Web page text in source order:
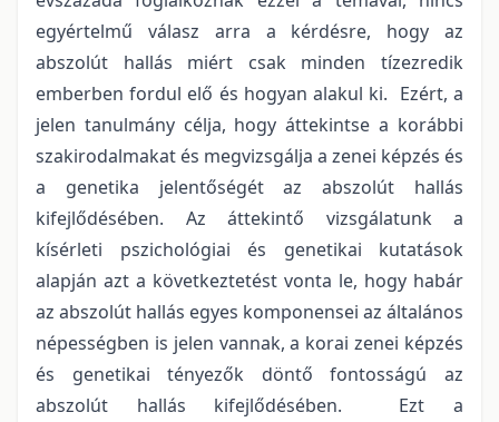
egyértelmű válasz arra a kérdésre, hogy az
abszolút hallás miért csak minden tízezredik
emberben fordul elő és hogyan alakul ki. Ezért, a
jelen tanulmány célja, hogy áttekintse a korábbi
szakirodalmakat és megvizsgálja a zenei képzés és
a genetika jelentőségét az abszolút hallás
kifejlődésében. Az áttekintő vizsgálatunk a
kísérleti pszichológiai és genetikai kutatások
alapján azt a következtetést vonta le, hogy habár
az abszolút hallás egyes komponensei az általános
népességben is jelen vannak, a korai zenei képzés
és genetikai tényezők döntő fontosságú az
abszolút hallás kifejlődésében. Ezt a